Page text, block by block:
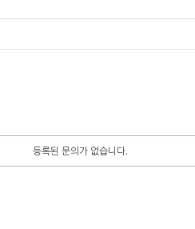
등록된 문의가 없습니다.